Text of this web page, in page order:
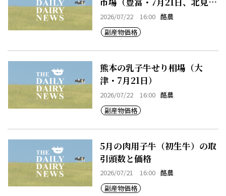
7月21日、早来・7月21日）
2026/07/22 16:00 酪農
副産物価格
熊本の乳子牛せり相場（大
津・7月21日）
2026/07/22 16:00 酪農
副産物価格
5月の肉用子牛（初生牛）の取
引頭数と価格
2026/07/21 16:00 酪農
副産物価格